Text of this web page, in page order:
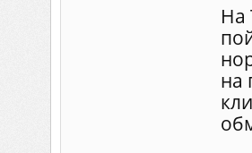
На
на